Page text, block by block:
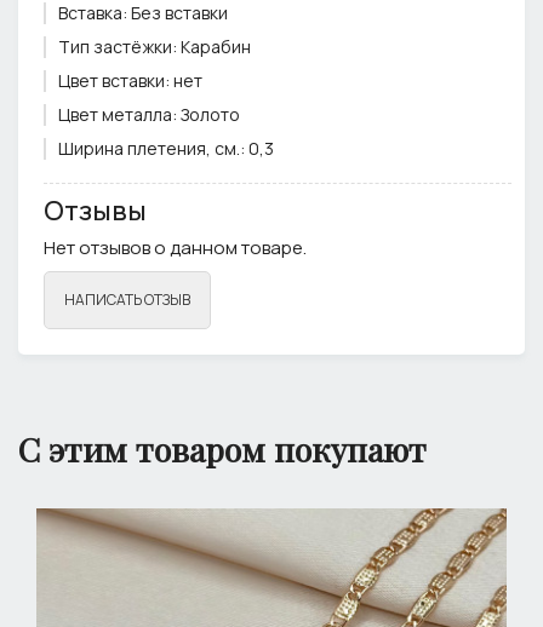
Вставка: Без вставки
Тип застёжки: Карабин
Цвет вставки: нет
Цвет металла: Золото
Ширина плетения, см.: 0,3
Примечание: Фурнитура может отличаться от фото
Отзывы
Нет отзывов о данном товаре.
НАПИСАТЬ ОТЗЫВ
С этим товаром покупают